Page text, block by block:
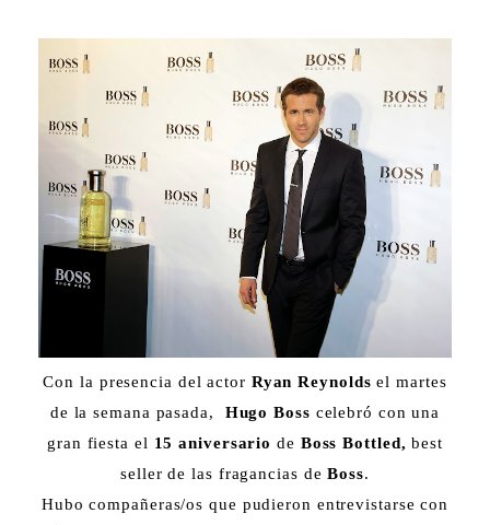
Con la presencia del actor Ryan Reynolds el martes
de la semana pasada, Hugo Boss celebró con una
gran fiesta el 15 aniversario de Boss Bottled, best
seller de las fragancias deBoss.
Hubo compañeras/os que pudieron entrevistarse con